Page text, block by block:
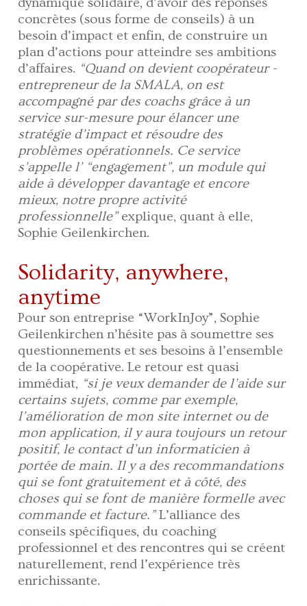
dynamique solidaire, d’avoir des réponses
concrètes (sous forme de conseils) à un
besoin d’impact et enfin, de construire un
plan d’actions pour atteindre ses ambitions
d’affaires. “Quand on devient coopérateur -
entrepreneur de la SMALA, on est
accompagné par des coachs grâce à un
service sur-mesure pour élancer une
stratégie d’impact et résoudre des
problèmes opérationnels. Ce service
s’appelle l’ “engagement”, un module qui
aide à développer davantage et encore
mieux, notre propre activité
professionnelle”explique, quant à elle,
Sophie Geilenkirchen.
Solidarity, anywhere,
anytime
Pour son entreprise “WorkInJoy”, Sophie
Geilenkirchen n’hésite pas à soumettre ses
questionnements et ses besoins à l’ensemble
de la coopérative. Le retour est quasi
immédiat, “si je veux demander de l’aide sur
certains sujets, comme par exemple,
l’amélioration de mon site internet ou de
mon application, il y aura toujours un retour
positif, le contact d’un informaticien à
portée de main. Il y a des recommandations
qui se font gratuitement et à côté, des
choses qui se font de manière formelle avec
commande et facture.”L’alliance des
conseils spécifiques, du coaching
professionnel et des rencontres qui se créent
naturellement, rend l’expérience très
enrichissante.